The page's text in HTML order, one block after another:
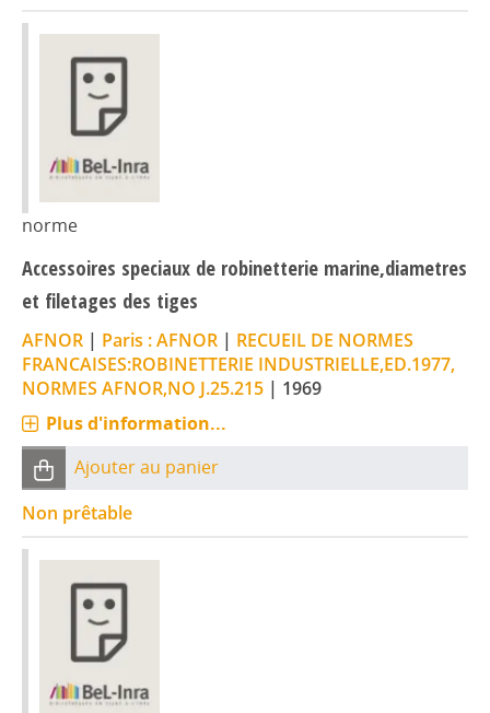
norme
Accessoires speciaux de robinetterie marine,diametres
et filetages des tiges
AFNOR | Paris : AFNOR | RECUEIL DE NORMES
FRANCAISES:ROBINETTERIE INDUSTRIELLE,ED.1977,
NORMES AFNOR,NO J.25.215 | 1969
Plus d'information...
Ajouter au panier
Non prêtable